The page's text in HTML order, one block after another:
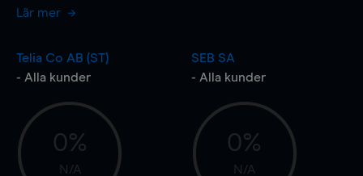
Lär mer
Telia Co AB (ST)
- Alla kunder
0%
N/A
SEB SA
- Alla kunder
0%
N/A